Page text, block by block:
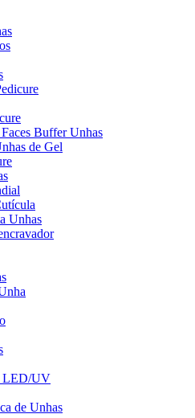
Buffer Unhas
de Gel
Unhas
LED/UV
de Unhas